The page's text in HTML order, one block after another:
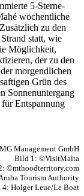
5-Sterne-
wöchentliche
zu den
statt, wie
Möglichkeit,
der zu den
morgendlichen
Grün des
Sonnenuntergang
Entspannung
Management GmbH
Bild 1: ©VisitMalta
©mthoodterritory.com
Tourism Authority
Holger Leue/Le Boat